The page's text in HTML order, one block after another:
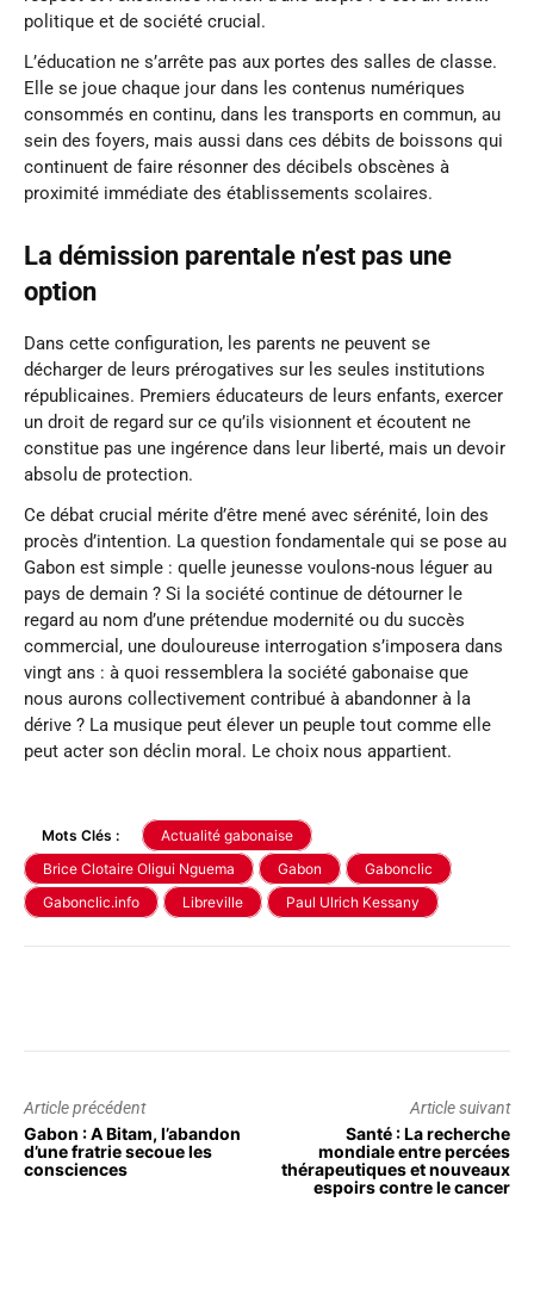
politique et de société crucial.
L’éducation ne s’arrête pas aux portes des salles de classe.
Elle se joue chaque jour dans les contenus numériques
consommés en continu, dans les transports en commun, au
sein des foyers, mais aussi dans ces débits de boissons qui
continuent de faire résonner des décibels obscènes à
proximité immédiate des établissements scolaires.
La démission parentale n’est pas une
option
Dans cette configuration, les parents ne peuvent se
décharger de leurs prérogatives sur les seules institutions
républicaines. Premiers éducateurs de leurs enfants, exercer
un droit de regard sur ce qu’ils visionnent et écoutent ne
constitue pas une ingérence dans leur liberté, mais un devoir
absolu de protection.
Ce débat crucial mérite d’être mené avec sérénité, loin des
procès d’intention. La question fondamentale qui se pose au
Gabon est simple : quelle jeunesse voulons-nous léguer au
pays de demain ? Si la société continue de détourner le
regard au nom d’une prétendue modernité ou du succès
commercial, une douloureuse interrogation s’imposera dans
vingt ans : à quoi ressemblera la société gabonaise que
nous aurons collectivement contribué à abandonner à la
dérive ? La musique peut élever un peuple tout comme elle
peut acter son déclin moral. Le choix nous appartient.
Mots Clés :
Actualité gabonaise
Brice Clotaire Oligui Nguema
Gabon
Gabonclic
Gabonclic.info
Libreville Paul Ulrich Kessany
Article précédent
Gabon : A Bitam, l’abandon
d’une fratrie secoue les
consciences
Article suivant
Santé : La recherche
mondiale entre percées
thérapeutiques et nouveaux
espoirs contre le cancer